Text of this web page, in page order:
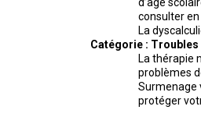
d’âge
consulter
La
Catégorie : Troubles
La thérapie
problèmes
Surmenage
protéger